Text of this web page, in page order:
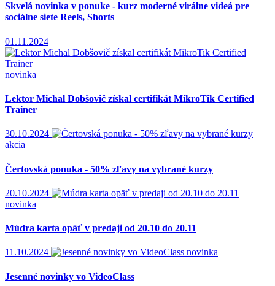
Skvelá novinka v ponuke - kurz moderné virálne videá pre
sociálne siete Reels, Shorts
01.11.2024
novinka
Lektor Michal Dobšovič získal certifikát MikroTik Certified
Trainer
30.10.2024
akcia
Čertovská ponuka - 50% zľavy na vybrané kurzy
20.10.2024
novinka
Múdra karta opäť v predaji od 20.10 do 20.11
11.10.2024 novinka
Jesenné novinky vo VideoClass